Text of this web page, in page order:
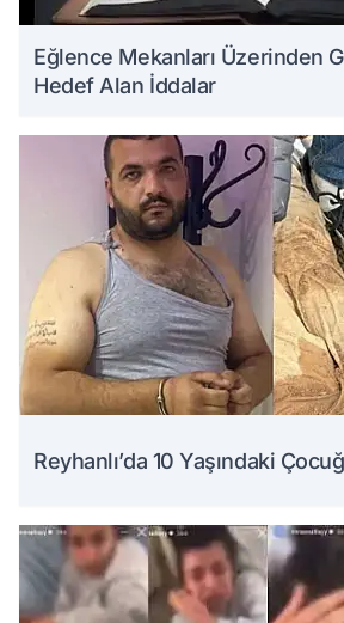
Eğlence Mekanları Üzerinden
Hedef Alan İddalar
Reyhanlı’da 10 Yaşındaki